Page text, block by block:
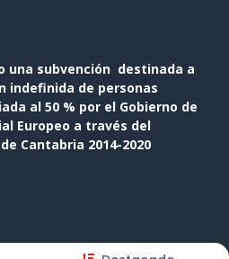
una subvención destinada a
de personas
al 50 % por el Gobierno de
Europeo a través del
Cantabria 2014-2020